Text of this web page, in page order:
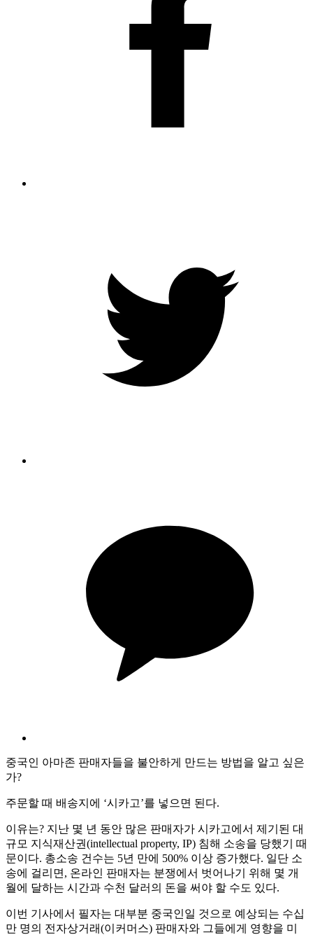
중국인 아마존 판매자들을 불안하게 만드는 방법을 알고 싶은
가?
주문할 때 배송지에 ‘시카고’를 넣으면 된다.
이유는? 지난 몇 년 동안 많은 판매자가 시카고에서 제기된 대
규모 지식재산권(intellectual property, IP) 침해 소송을 당했기 때
문이다. 총소송 건수는 5년 만에 500% 이상 증가했다. 일단 소
송에 걸리면, 온라인 판매자는 분쟁에서 벗어나기 위해 몇 개
월에 달하는 시간과 수천 달러의 돈을 써야 할 수도 있다.
이번 기사에서 필자는 대부분 중국인일 것으로 예상되는 수십
만 명의 전자상거래(이커머스) 판매자와 그들에게 영향을 미